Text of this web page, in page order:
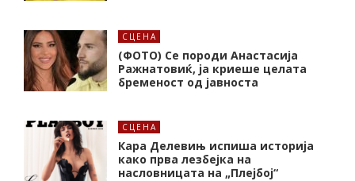
СЦЕНА
(ФОТО) Се породи Анастасија
Ражнатовиќ, ја криеше целата
бременост од јавноста
СЦЕНА
Кара Делевињ испиша историја
како прва лезбејка на
насловницата на „Плејбој“